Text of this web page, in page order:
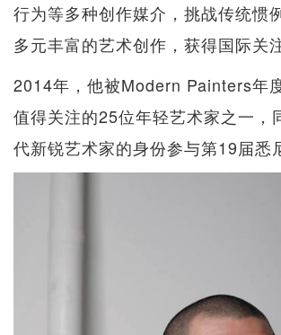
行为等多种创作媒介，挑战传统惯
多元丰富的艺术创作，获得国际关注
2014年，他被Modern Painters年
值得关注的25位年轻艺术家之一，
代新锐艺术家的身份参与第19届悉